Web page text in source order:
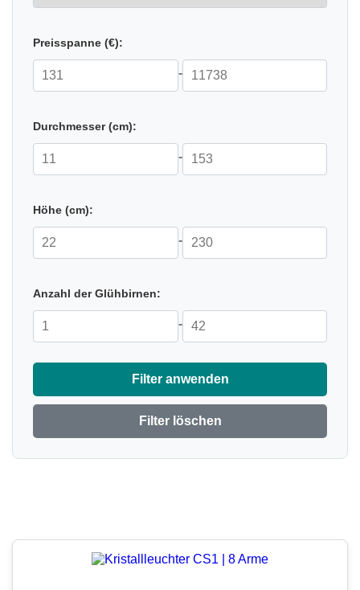
Preisspanne (€):
-
Durchmesser (cm):
-
Höhe (cm):
-
Anzahl der Glühbirnen:
-
Filter anwenden
Filter löschen